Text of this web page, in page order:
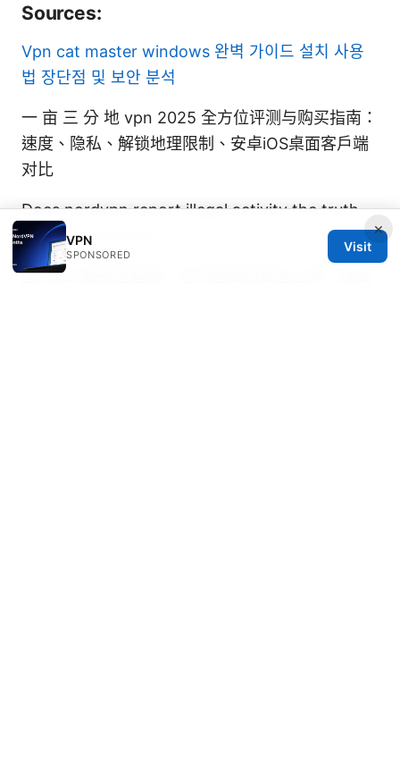
Sources:
Vpn cat master windows 완벽 가이드 설치 사용
법 장단점 및 보안 분석
一 亩 三 分 地 vpn 2025 全方位评测与购买指南：
速度、隐私、解锁地理限制、安卓iOS桌面客户端
对比
Does nordvpn report illegal activity the truth
you need to know
国内vpn服务全指南：在中国境内安全上网、速度
×
VPN
SPONSORED
Visit